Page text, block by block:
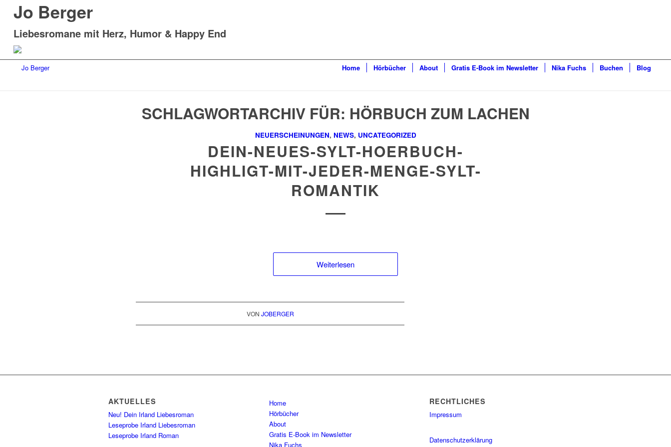
Jo Berger
Liebesromane mit Herz, Humor & Happy End
Home Hörbücher About Gratis E-Book im Newsletter Nika Fuchs Buchen Blog
SCHLAGWORTARCHIV FÜR: HÖRBUCH ZUM LACHEN
NEUERSCHEINUNGEN, NEWS, UNCATEGORIZED
DEIN-NEUES-SYLT-HOERBUCH-
HIGHLIGT-MIT-JEDER-MENGE-SYLT-
ROMANTIK
Weiterlesen
VON JOBERGER
AKTUELLES
Neu! Dein Irland Liebesroman
Leseprobe Irland Liebesroman
Leseprobe Irland Roman
Home
Hörbücher
About
Gratis E-Book im Newsletter
Nika Fuchs
RECHTLICHES
Impressum
Datenschutzerklärung